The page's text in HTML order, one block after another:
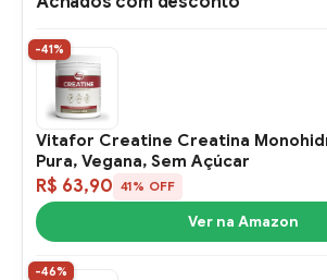
-41%
Vitafor Creatine Creatina
Pura, Vegana, Sem Açúcar
R$ 63,90 41% OFF
Ver na Amazon
-46%